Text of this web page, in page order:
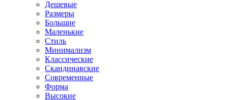
Дешевые
Размеры
Большие
Маленькие
Стиль
Минимализм
Классические
Скандинавские
Современные
Форма
Высокие